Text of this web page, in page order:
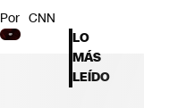
Por CNN
LO
MÁS
LEÍDO